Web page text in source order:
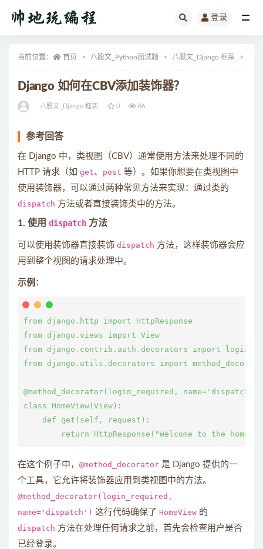
登录
当前位置： 首页 八股文_Python面试题 八股文_Django 框架
Django 如何在CBV添加装饰器？
八股文_Django 框架 0 86
参考回答
在 Django 中，类视图（CBV）通常使用方法来处理不同的
HTTP 请求（如 get、 post 等）。如果你想要在类视图中
使用装饰器，可以通过两种常见方法来实现：通过类的
dispatch 方法或者直接装饰类中的方法。
1. 使用 dispatch 方法
可以使用装饰器直接装饰 dispatch 方法，这样装饰器会应
用到整个视图的请求处理中。
示例 ：
from django.http import HttpResponse
from django.views import View
from django.contrib.auth.decorators import
from django.utils.decorators import
@method_decorator(login_required, name='dispatch')
class HomeView(View):
    def get(self, request):
在这个例子中， @method_decorator 是 Django 提供的一
个工具，它允许将装饰器应用到类视图中的方法。
@method_decorator(login_required,
name='dispatch') 这行代码确保了 HomeView 的
dispatch 方法在处理任何请求之前，首先会检查用户是否
已经登录。